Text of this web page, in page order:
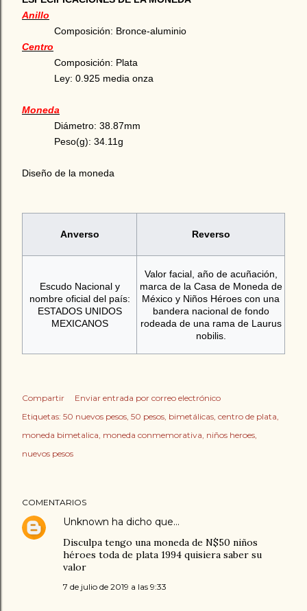
Anillo
Composición: Bronce-aluminio
Centro
Composición: Plata
Ley: 0.925 media onza
Moneda
Diámetro: 38.87mm
Peso(g): 34.11g
Diseño de la moneda
Anverso Reverso
Escudo Nacional y
nombre oficial del país:
ESTADOS UNIDOS
MEXICANOS
Valor facial, año de acuñación,
marca de la Casa de Moneda de
México y Niños Héroes con una
bandera nacional de fondo
rodeada de una rama de Laurus
nobilis.
Compartir
Enviar entrada por correo electrónico
Etiquetas: 50 nuevos pesos 50 pesos bimetálicas centro de plata
moneda bimetalica moneda conmemorativa niños heroes
nuevos pesos
COMENTARIOS
Unknown ha dicho que…
Disculpa tengo una moneda de N$50 niños
héroes toda de plata 1994 quisiera saber su
valor
7 de julio de 2019 a las 9:33